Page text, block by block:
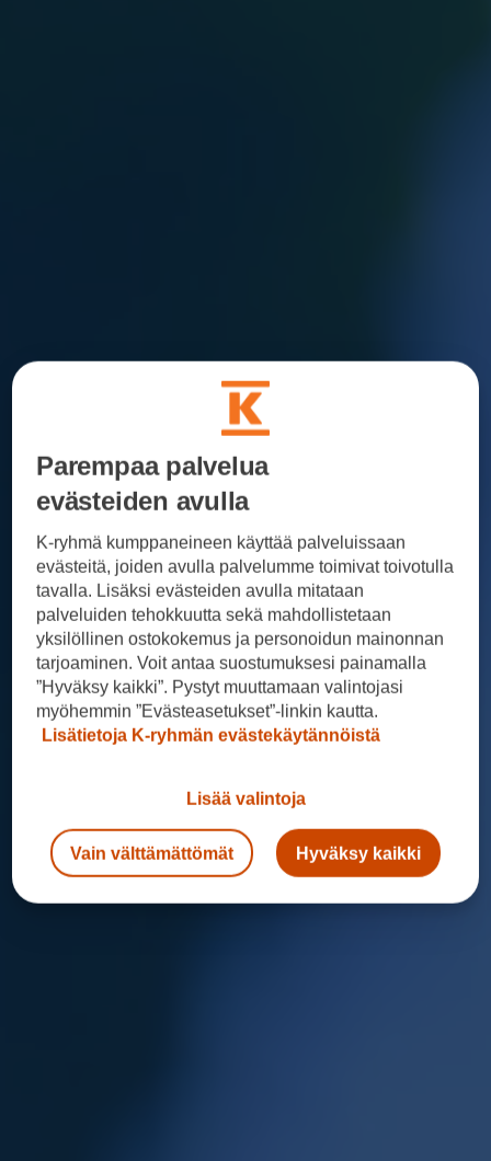
Parempaa palvelua
evästeiden avulla
K-ryhmä kumppaneineen käyttää palveluissaan
evästeitä, joiden avulla palvelumme toimivat toivotulla
tavalla. Lisäksi evästeiden avulla mitataan
palveluiden tehokkuutta sekä mahdollistetaan
yksilöllinen ostokokemus ja personoidun mainonnan
tarjoaminen. Voit antaa suostumuksesi painamalla
”Hyväksy kaikki”. Pystyt muuttamaan valintojasi
myöhemmin ”Evästeasetukset”-linkin kautta.
Lisätietoja K-ryhmän evästekäytännöistä
Lisää valintoja
Vain välttämättömät Hyväksy kaikki